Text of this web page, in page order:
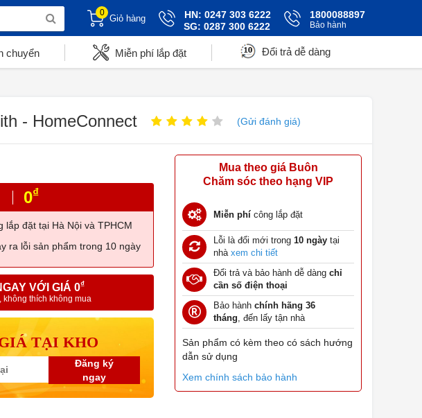
0
Giỏ hàng
HN: 0247 303 6222
SG: 0287 300 6222
1800088897
Bảo hành
chuyển Miễn phí lắp đặt Đổi trả dễ dàng
- HomeConnect (Gửi đánh giá)
0₫
lắp đặt tại Hà Nội và TPHCM
ra lỗi sản phẩm trong 10 ngày
VỚI GIÁ 0₫
không thích không mua
TẠI KHO
Đăng ký
ngay
Mua theo giá Buôn
Chăm sóc theo hạng VIP
Miễn phí công lắp đặt
Lỗi là đổi mới trong 10 ngày tại
nhà xem chi tiết
Đổi trả và bảo hành dễ dàng chỉ
cần số điện thoại
Bảo hành chính hãng 36
tháng, đến lấy tận nhà
Sản phẩm có kèm theo có sách hướng
dẫn sử dụng
Xem chính sách bảo hành